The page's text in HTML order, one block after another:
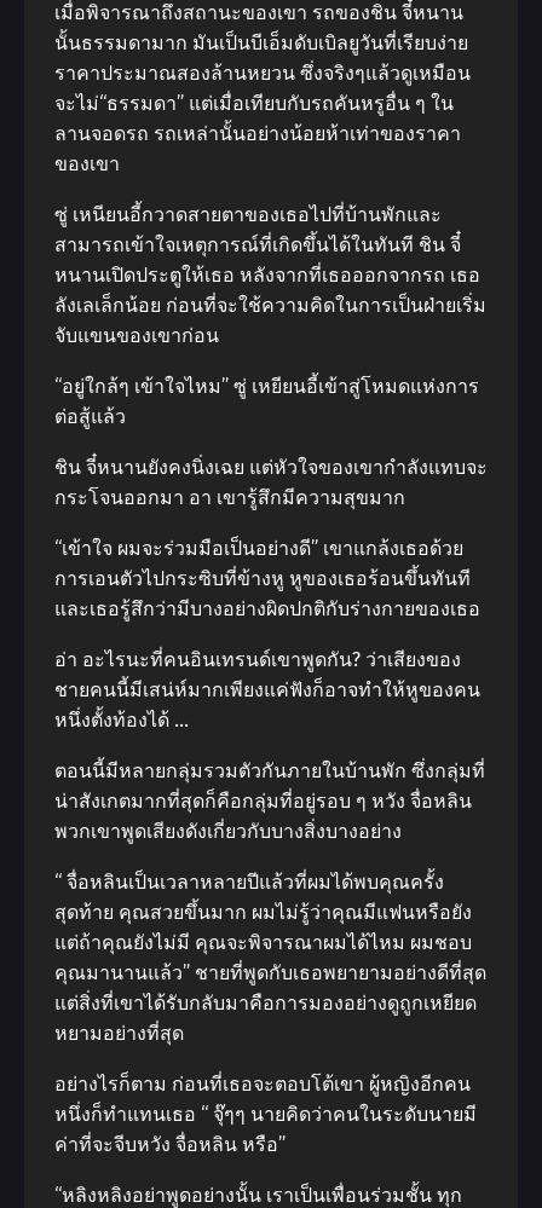
เมื่อพิจารณาถึงสถานะของเขา รถของชิน จี๋หนาน
นั้นธรรมดามาก มันเป็นบีเอ็มดับเบิลยูวันที่เรียบง่าย
ราคาประมาณสองล้านหยวน ซึ่งจริงๆแล้วดูเหมือน
จะไม่“ธรรมดา” แต่เมื่อเทียบกับรถคันหรูอื่น ๆ ใน
ลานจอดรถ รถเหล่านั้นอย่างน้อยห้าเท่าของราคา
ของเขา
ซู่ เหนียนอี้กวาดสายตาของเธอไปที่บ้านพักและ
สามารถเข้าใจเหตุการณ์ที่เกิดขึ้นได้ในทันที ชิน จี๋
หนานเปิดประตูให้เธอ หลังจากที่เธอออกจากรถ เธอ
ลังเลเล็กน้อย ก่อนที่จะใช้ความคิดในการเป็นฝ่ายเริ่ม
จับแขนของเขาก่อน
“อยู่ใกล้ๆ เข้าใจไหม” ซู่ เหยียนอี้เข้าสู่โหมดแห่งการ
ต่อสู้แล้ว
ชิน จี๋หนานยังคงนิ่งเฉย แต่หัวใจของเขากำลังแทบจะ
กระโจนออกมา อา เขารู้สึกมีความสุขมาก
“เข้าใจ ผมจะร่วมมือเป็นอย่างดี” เขาแกล้งเธอด้วย
การเอนตัวไปกระซิบที่ข้างหู หูของเธอร้อนขึ้นทันที
และเธอรู้สึกว่ามีบางอย่างผิดปกติกับร่างกายของเธอ
อ่า อะไรนะที่คนอินเทรนด์เขาพูดกัน? ว่าเสียงของ
ชายคนนี้มีเสน่ห์มากเพียงแค่ฟังก็อาจทำให้หูของคน
หนึ่งตั้งท้องได้ …
ตอนนี้มีหลายกลุ่มรวมตัวกันภายในบ้านพัก ซึ่งกลุ่มที่
น่าสังเกตมากที่สุดก็คือกลุ่มที่อยู่รอบ ๆ หวัง จื่อหลิน
พวกเขาพูดเสียงดังเกี่ยวกับบางสิ่งบางอย่าง​
“ จื่อหลินเป็นเวลาหลายปีแล้วที่ผมได้พบคุณครั้ง
สุดท้าย คุณสวยขึ้น​มาก ผมไม่รู้ว่าคุณมีแฟนหรือยัง
แต่ถ้าคุณยังไม่มี คุณจะพิจารณาผมได้ไหม ผมชอบ
คุณมานานแล้ว” ชายที่พูดกับเธอพยายามอย่างดีที่สุด
แต่สิ่งที่เขาได้รับกลับมาคือการมองอย่างดูถูกเหยียด
หยามอย่างที่สุด
อย่างไรก็ตาม ก่อนที่เธอจะตอบโต้​เขา ผู้หญิงอีกคน
หนึ่งก็ทำแทนเธอ “ จุ๊ๆๆ นายคิดว่าคนในระดับนายมี
ค่าที่จะจีบหวัง จื่อหลิน หรือ”
“หลิงหลิงอย่าพูดอย่างนั้น เราเป็นเพื่อนร่วมชั้น ทุก